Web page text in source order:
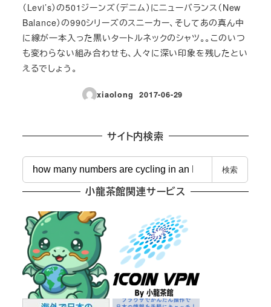
（Levi’s）の501ジーンズ（デニム）にニューバランス（New
Balance）の990シリーズのスニーカー、そしてあの真ん中
に線が一本入った黒いタートルネックのシャツ。。このいつ
も変わらない組み合わせも、人々に深い印象を残したとい
えるでしょう。
xiaolong
投稿日
2017-06-29
サイト内検索
索
検索
小龍茶館関連サービス